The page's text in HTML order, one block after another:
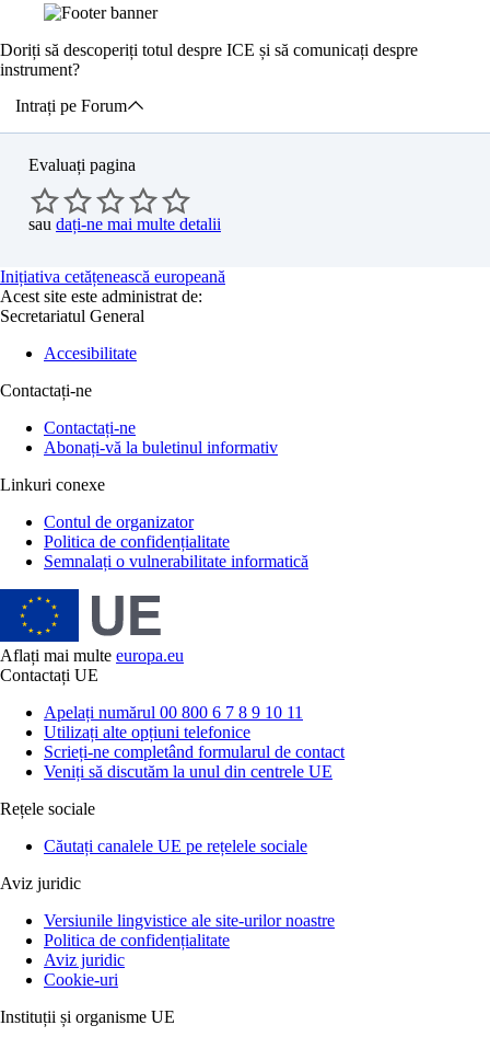
Doriți să descoperiți totul despre ICE și să comunicați despre
instrument?
Intrați pe Forum
Evaluați pagina
sau dați-ne mai multe detalii
Inițiativa cetățenească europeană
Acest site este administrat de:
Secretariatul General
Accesibilitate
Contactați-ne
Contactați-ne
Abonați-vă la buletinul informativ
Linkuri conexe
Contul de organizator
Politica de confidențialitate
Semnalați o vulnerabilitate informatică
Aflați mai multe europa.eu
Contactați UE
Apelați numărul 00 800 6 7 8 9 10 11
Utilizați alte opțiuni telefonice
Scrieți-ne completând formularul de contact
Veniți să discutăm la unul din centrele UE
Rețele sociale
Căutați canalele UE pe rețelele sociale
Aviz juridic
Versiunile lingvistice ale site-urilor noastre
Politica de confidențialitate
Aviz juridic
Cookie-uri
Instituții și organisme UE